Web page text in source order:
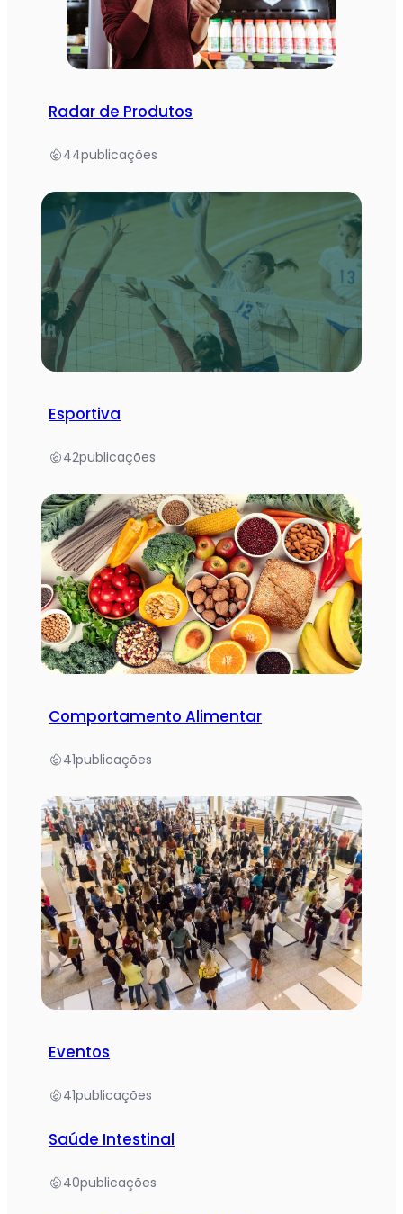
Radar de Produtos
44publicações
Esportiva
42publicações
Comportamento Alimentar
41publicações
Eventos
41publicações
Saúde Intestinal
40publicações